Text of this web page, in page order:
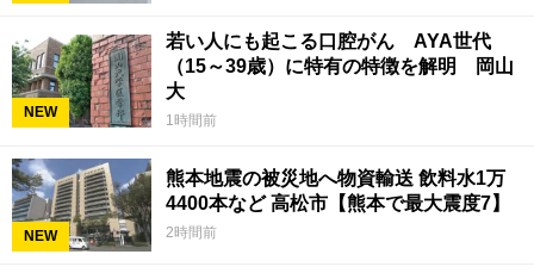
NEW
若い人にも起こる口腔がん AYA世代
（15～39歳）に特有の特徴を解明 岡山
大
1時間前
NEW
熊本地震の被災地へ物資輸送 飲料水1万
4400本など 高松市【熊本で最大震度7】
2時間前